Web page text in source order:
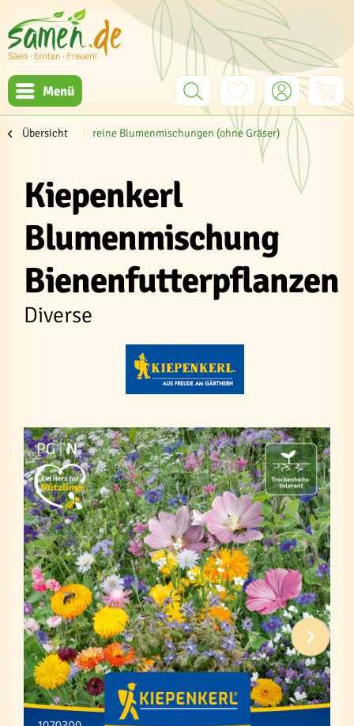
Menü
Übersicht reine Blumenmischungen (ohne Gräser)
Kiepenkerl
Blumenmischung
Bienenfutterpflanzen
Diverse